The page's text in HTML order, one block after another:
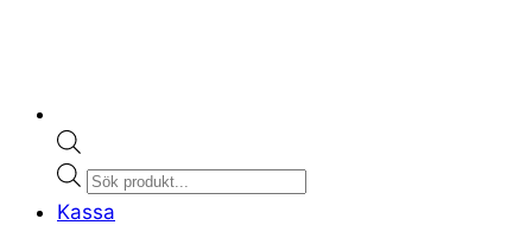
Products
search
Kassa